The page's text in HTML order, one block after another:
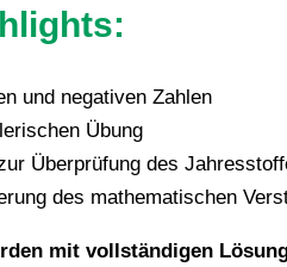
und negativen Zahlen
Übung
Überprüfung des
des mathematischen
mit vollständigen